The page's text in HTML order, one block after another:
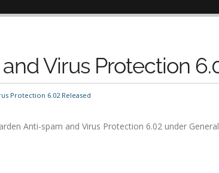
Virus Protection
Protection 6.02 Released
Anti-spam and Virus Protection 6.02 under